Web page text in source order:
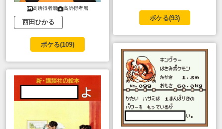
高所得者層 高所得者層
西田ひかる
ボケる(109)
ボケる(93)